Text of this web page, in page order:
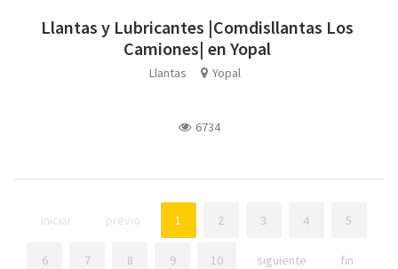
Llantas y Lubricantes |Comdisllantas Los
Camiones| en Yopal
Llantas Yopal
6734
iniciar previo 1 2 3 4 5
6 7 8 9 10 siguiente fin